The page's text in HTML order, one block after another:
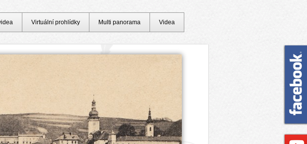
Virtuální prohlídky Multi panorama Videa